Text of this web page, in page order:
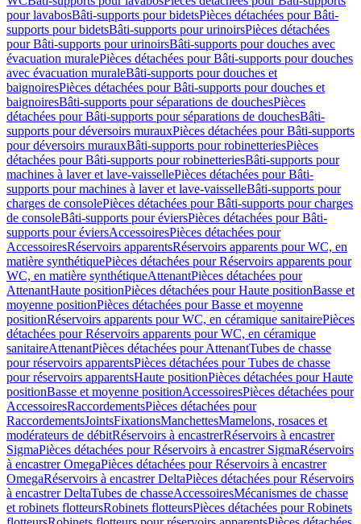
pour lavabosBâti-supports pour bidetsPièces détachées pour Bâti-
supports pour bidetsBâti-supports pour urinoirsPièces détachées
pour Bâti-supports pour urinoirsBâti-supports pour douches avec
évacuation muralePièces détachées pour Bâti-supports pour douches
avec évacuation muraleBâti-supports pour douches et
baignoiresPièces détachées pour Bâti-supports pour douches et
baignoiresBâti-supports pour séparations de douchesPièces
détachées pour Bâti-supports pour séparations de douchesBâti-
supports pour déversoirs murauxPièces détachées pour Bâti-supports
pour déversoirs murauxBâti-supports pour robinetteriesPièces
détachées pour Bâti-supports pour robinetteriesBâti-supports pour
machines à laver et lave-vaissellePièces détachées pour Bâti-
supports pour machines à laver et lave-vaisselleBâti-supports pour
charges de consolePièces détachées pour Bâti-supports pour charges
de consoleBâti-supports pour éviersPièces détachées pour Bâti-
supports pour éviersAccessoiresPièces détachées pour
AccessoiresRéservoirs apparentsRéservoirs apparents pour WC, en
matière synthétiquePièces détachées pour Réservoirs apparents pour
WC, en matière synthétiqueAttenantPièces détachées pour
AttenantHaute positionPièces détachées pour Haute positionBasse et
moyenne positionPièces détachées pour Basse et moyenne
positionRéservoirs apparents pour WC, en céramique sanitairePièces
détachées pour Réservoirs apparents pour WC, en céramique
sanitaireAttenantPièces détachées pour AttenantTubes de chasse
pour réservoirs apparentsPièces détachées pour Tubes de chasse
pour réservoirs apparentsHaute positionPièces détachées pour Haute
positionBasse et moyenne positionAccessoiresPièces détachées pour
AccessoiresRaccordementsPièces détachées pour
RaccordementsJointsFixationsManchettesMamelons, rosaces et
modérateurs de débitRéservoirs à encastrerRéservoirs à encastrer
SigmaPièces détachées pour Réservoirs à encastrer SigmaRéservoirs
à encastrer OmegaPièces détachées pour Réservoirs à encastrer
OmegaRéservoirs à encastrer DeltaPièces détachées pour Réservoirs
à encastrer DeltaTubes de chasseAccessoiresMécanismes de chasse
et robinets flotteursRobinets flotteursPièces détachées pour Robinets